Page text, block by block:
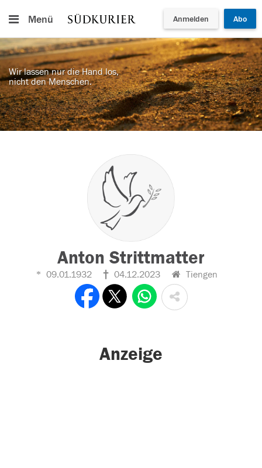
Menü Anmelden Abo
Wir lassen nur die Hand los,
nicht den Menschen.
Anton Strittmatter
09.01.1932 04.12.2023 Tiengen
Anzeige